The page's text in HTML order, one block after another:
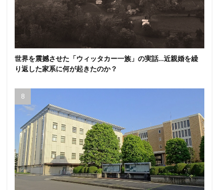
世界を震撼させた「ウィッタカー一族」の実話…近親婚を繰
り返した家系に何が起きたのか？